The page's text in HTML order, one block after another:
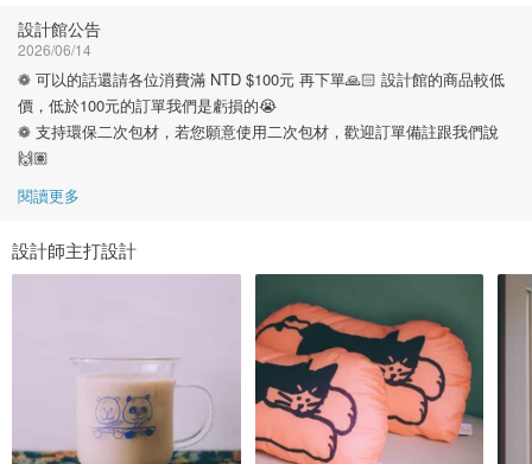
設計館公告
2026/06/14
❁ 可以的話還請各位消費滿 NTD $100元 再下單🙏🏻 設計館的商品較低
價，低於100元的訂單我們是虧損的😭
❁ 支持環保二次包材，若您願意使用二次包材，歡迎訂單備註跟我們說
🙌🏽
閱讀更多
設計師主打設計